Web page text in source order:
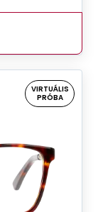
VIRTUÁLIS
PRÓBA